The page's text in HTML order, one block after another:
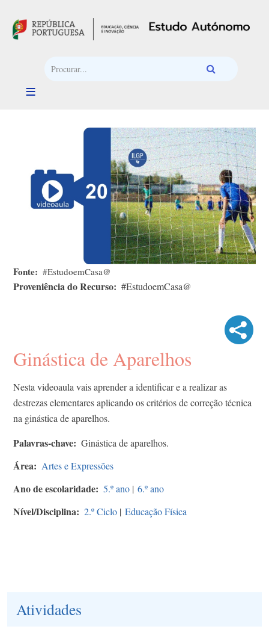
Fonte #EstudoemCasa@
Proveniência do Recurso #EstudoemCasa@
Ginástica de Aparelhos
Nesta videoaula vais aprender a identificar e a realizar as
destrezas elementares aplicando os critérios de correção técnica
na ginástica de aparelhos.
Palavras-chave Ginástica de aparelhos.
Área Artes e Expressões
Ano de escolaridade 5.º ano | 6.º ano
Nível/Disciplina 2.º Ciclo | Educação Física
Atividades